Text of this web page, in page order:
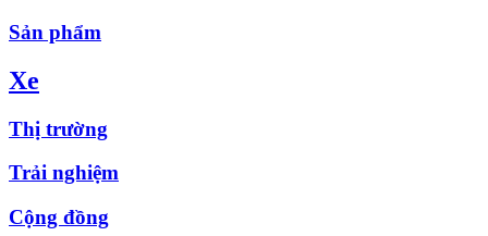
Sản phẩm
Xe
Thị trường
Trải nghiệm
Cộng đồng